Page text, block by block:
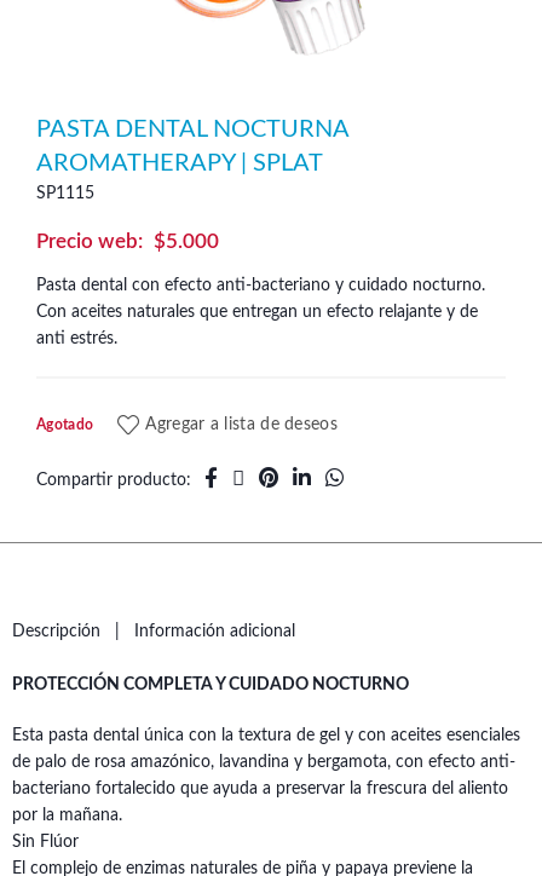
PASTA DENTAL NOCTURNA
AROMATHERAPY | SPLAT
SP1115
$5.000
Pasta dental con efecto anti-bacteriano y cuidado nocturno.
Con aceites naturales que entregan un efecto relajante y de
anti estrés.
Agotado Agregar a lista de deseos
Compartir producto
Descripción Información adicional
PROTECCIÓN COMPLETA Y CUIDADO NOCTURNO
Esta pasta dental única con la textura de gel y con aceites esenciales
de palo de rosa amazónico, lavandina y bergamota, con efecto anti-
bacteriano fortalecido que ayuda a preservar la frescura del aliento
por la mañana.
Sin Flúor
El complejo de enzimas naturales de piña y papaya previene la